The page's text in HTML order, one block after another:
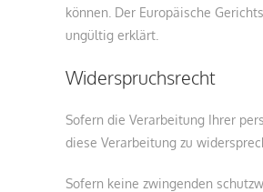
können. Der Europäische
ungültig erklärt.
Widerspruchsrecht
Sofern die Verarbeitung Ihrer
diese Verarbeitung zu
Sofern keine zwingenden